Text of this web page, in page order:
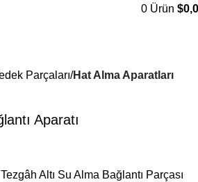
0 Ürün $
Parçaları Hat Alma Aparatları
Aparatı
Tezgâh Altı Su Alma Bağlantı Parçası